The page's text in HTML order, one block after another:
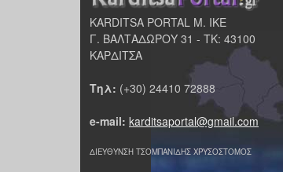
KARDITSA PORTAL Μ. ΙΚΕ
Γ. ΒΑΛΤΑΔΩΡΟΥ 31 - ΤΚ: 43100
ΚΑΡΔΙΤΣΑ
Τηλ: (+30) 24410 72888
e-mail: karditsaportal@gmail.com
ΔΙΕΥΘΥΝΣΗ ΤΣΟΜΠΑΝΙΔΗΣ ΧΡΥΣΟΣΤΟΜΟΣ